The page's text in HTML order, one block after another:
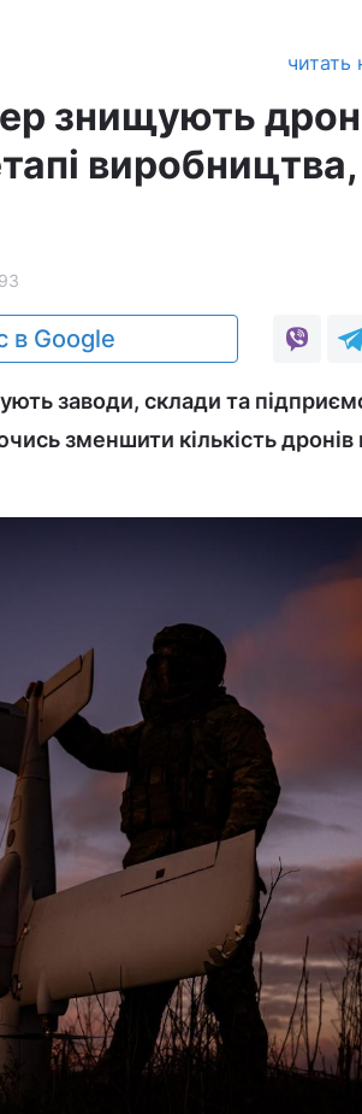
читать
знищують
в Google
заводи, склади та
зменшити кількість